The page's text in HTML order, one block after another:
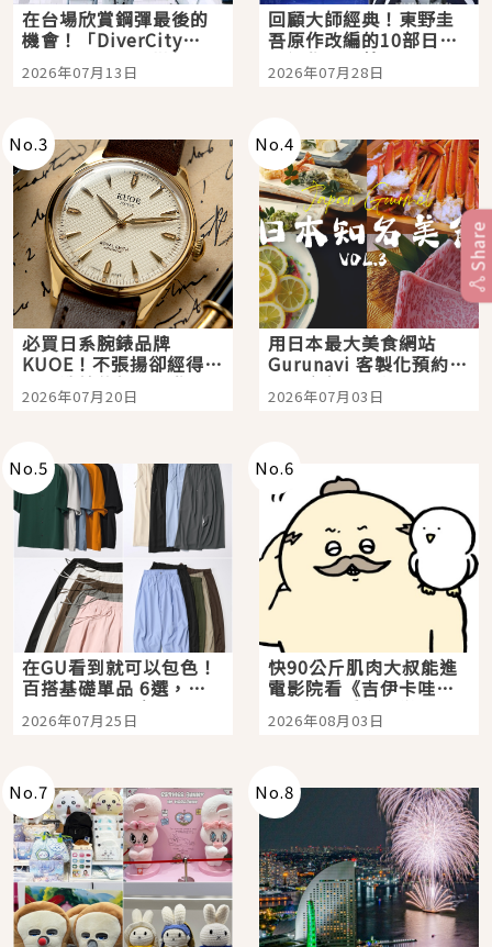
在台場欣賞鋼彈最後的
機會！「DiverCity
Tokyo Plaza」搭船、
購物、美食及夜景，一
2026年07月13日
回顧大師經典！東野圭
吾原作改編的10部日本
影視作品推薦
2026年07月28日
No.3
必買日系腕錶品牌
KUOE！不張揚卻經得起
時間洗鍊的經典之作五
選
2026年07月20日
No.4
用日本最大美食網站
Gurunavi 客製化預約九
大都市餐廳，打造專屬
美食體驗！
2026年07月03日
No.5
在GU看到就可以包色！
百搭基礎單品 6選，閉
眼全收也不心疼
2026年07月25日
No.6
快90公斤肌肉大叔能進
電影院看《吉伊卡哇》
嗎？日本重金屬樂團
「打首」會長與nagano
2026年08月03日
No.7 No.8
Share